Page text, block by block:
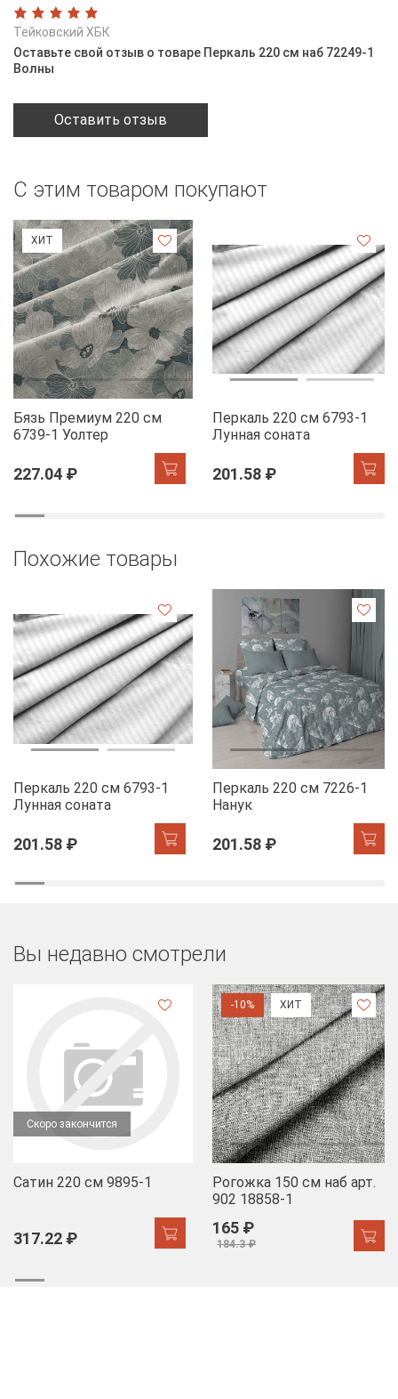
Тейковский ХБК
Оставьте свой отзыв о товаре Перкаль 220 см наб 72249-1
Волны
Оставить отзыв
С этим товаром покупают
ХИТ
Бязь Премиум 220 см
6739-1 Уолтер
227.04 ₽
Перкаль 220 см 6793-1
Лунная соната
201.58 ₽
Похожие товары
Перкаль 220 см 6793-1
Лунная соната
201.58 ₽
Перкаль 220 см 7226-1
Нанук
201.58 ₽
Вы недавно смотрели
Скоро закончится
Сатин 220 см 9895-1
317.22 ₽
-10% ХИТ
Рогожка 150 см наб арт.
902 18858-1
165 ₽
184.3 ₽